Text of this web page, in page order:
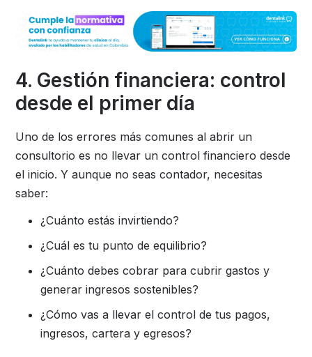
4. Gestión financiera: control
desde el primer día
Uno de los errores más comunes al abrir un
consultorio es no llevar un control financiero desde
el inicio. Y aunque no seas contador, necesitas
saber:
¿Cuánto estás invirtiendo?
¿Cuál es tu punto de equilibrio?
¿Cuánto debes cobrar para cubrir gastos y
generar ingresos sostenibles?
¿Cómo vas a llevar el control de tus pagos,
ingresos, cartera y egresos?